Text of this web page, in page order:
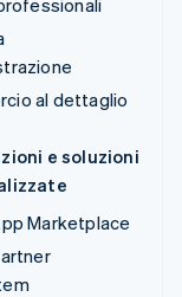
al dettaglio
e soluzioni
Marketplace